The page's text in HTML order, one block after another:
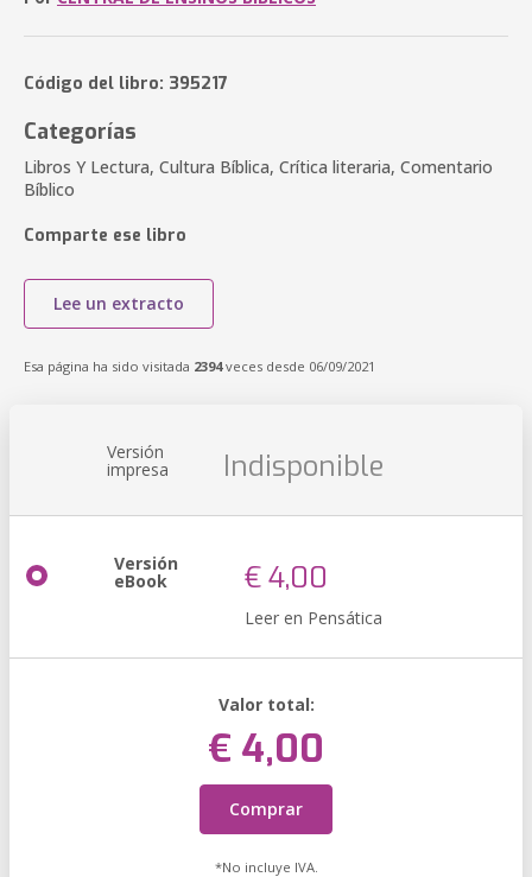
Código del libro: 395217
Categorías
Libros Y Lectura, Cultura Bíblica, Crítica literaria, Comentario
Bíblico
Comparte ese libro
Lee un extracto
Esa página ha sido visitada 2394veces desde 06/09/2021
Versión
impresa Indisponible
Versión
eBook € 4,00
Leer en Pensática
Valor total:
€ 4,00
Comprar
*No incluye IVA.